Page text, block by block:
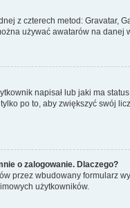
z czterech metod:
używać awatarów na danej
napisał lub jaki ma
po to, aby zwiększyć swój
o zalogowanie. Dlaczego?
przez wbudowany formularz
użytkowników.